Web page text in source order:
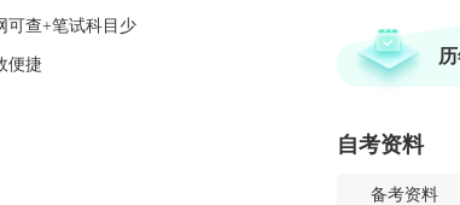
可查+笔试科目少
便捷
自考资料
备考资料